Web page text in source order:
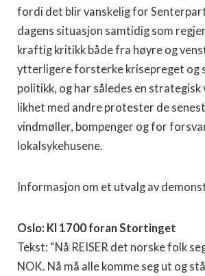
fordi det blir vanskelig for
dagens situasjon samtidig som
kraftig kritikk både fra høyre og
ytterligere forsterke krisepreget og
politikk, og har således en strategisk
likhet med andre protester de
vindmøller, bompenger og for
lokalsykehusene.
Informasjon om et utvalg av
Oslo: Kl 1700 foran Stortinget
Tekst: “Nå REISER det norske folk
NOK. Nå må alle komme seg ut og